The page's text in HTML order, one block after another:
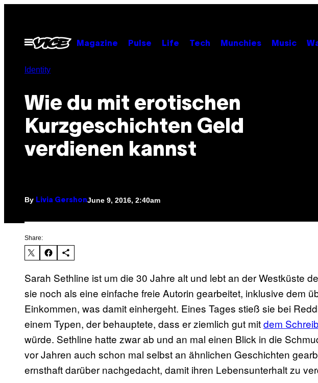
contentOpen
Menu
Magazine Pulse Life Tech Munchies Music
Identity
Wie du mit erotischen
Kurzgeschichten Geld
verdienen kannst
By Livia GershonJune 9, 2016, 2:40am
Share:
Sarah Sethline ist um die 30 Jahre alt und lebt an der Westküste
sie noch als eine einfache freie Autorin gearbeitet, inklusive dem
Einkommen, was damit einhergeht. Eines Tages stieß sie bei
einem Typen, der behauptete, dass er ziemlich gut mitdem
würde. Sethline hatte zwar ab und an mal einen Blick in die
vor Jahren auch schon mal selbst an ähnlichen Geschichten
ernsthaft darüber nachgedacht, damit ihren Lebensunterhalt zu